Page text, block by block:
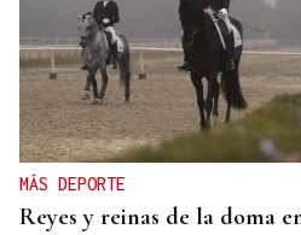
MÁS DEPORTE
Reyes y reinas de la doma